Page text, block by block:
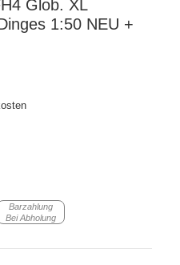
Glob. XL
1:50 NEU +
Barzahlung
Bei Abholung